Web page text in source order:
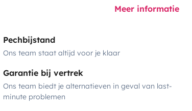
Meer informatie
Pechbijstand
Ons team staat altijd voor je klaar
Garantie bij vertrek
Ons team biedt je alternatieven in geval van last-
minute problemen